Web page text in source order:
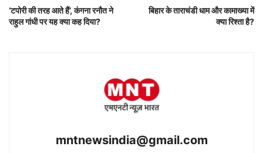
‘टपोरी की तरह आते हैं’, कंगना रनौत ने
राहुल गांधी पर यह क्या कह दिया?
बिहार के ताराचंडी धाम और कामाख्या में
क्या रिश्ता है?
mntnewsindia@gmail.com